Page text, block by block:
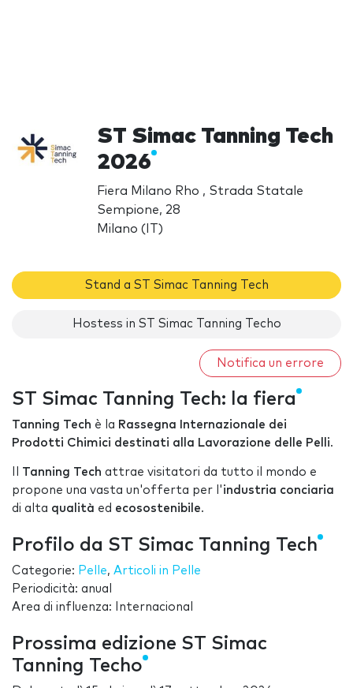
ST Simac Tanning Tech
2026
Fiera Milano Rho , Strada Statale
Sempione, 28
Milano (IT)
Stand a ST Simac Tanning Tech
Hostess in ST Simac Tanning Techo
Notifica un errore
ST Simac Tanning Tech: la fiera
Tanning Tech è la Rassegna Internazionale dei
Prodotti Chimici destinati alla Lavorazione delle Pelli.
Tanning Tech attrae visitatori da tutto il mondo e
propone una vasta un'offerta per l' industria conciaria
di alta qualità ed ecosostenibile.
Profilo da ST Simac Tanning Tech
Categorie: Pelle, Articoli in Pelle
Periodicità: anual
Area di influenza: Internacional
Prossima edizione ST Simac
Tanning Techo